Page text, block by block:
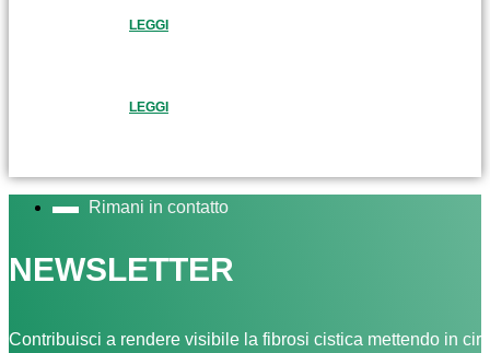
LEGGI
LEGGI
Rimani in contatto
NEWSLETTER
Contribuisci a rendere visibile la fibrosi cistica mettendo in